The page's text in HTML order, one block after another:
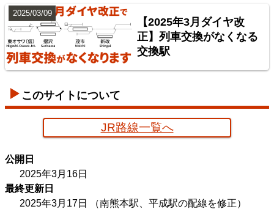
楽天市場 書泉
【2025年3月ダイヤ改
正】列車交換がなくなる
交換駅
2025/03/09
このサイトについて
JR路線一覧へ
公開日
2025年3月16日
最終更新日
2025年3月17日
（南熊本駅、平成駅の配線を修正）